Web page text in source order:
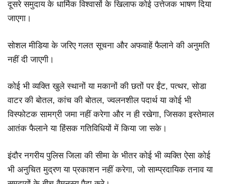
दूसरे समुदाय के धार्मिक विश्वासों के खिलाफ कोई उत्तेजक भाषण दिया
जाएगा।
सोशल मीडिया के जरिए गलत सूचना और अफवाहें फैलाने की अनुमति
नहीं दी जाएगी।
कोई भी व्यक्ति खुले स्थानों या मकानों की छतों पर ईंट, पत्थर, सोडा
वाटर की बोतल, कांच की बोतल, ज्वलनशील पदार्थ या कोई भी
विस्फोटक सामग्री जमा नहीं करेगा और न ही रखेगा, जिसका इस्तेमाल
आतंक फैलाने या हिंसक गतिविधियों में किया जा सके।
इंदौर नगरीय पुलिस जिला की सीमा के भीतर कोई भी व्यक्ति ऐसा कोई
भी अनुचित मुद्रण या प्रकाशन नहीं करेगा, जो साम्प्रदायिक तनाव या